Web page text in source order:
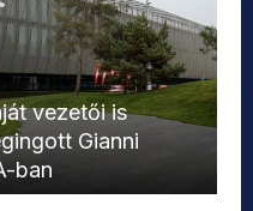
vezetői is
Gianni
ban